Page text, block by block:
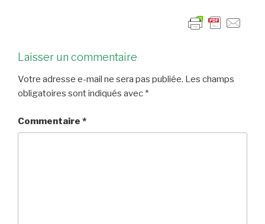
Laisser un commentaire
Votre adresse e-mail ne sera pas publiée. Les champs
obligatoires sont indiqués avec *
Commentaire *